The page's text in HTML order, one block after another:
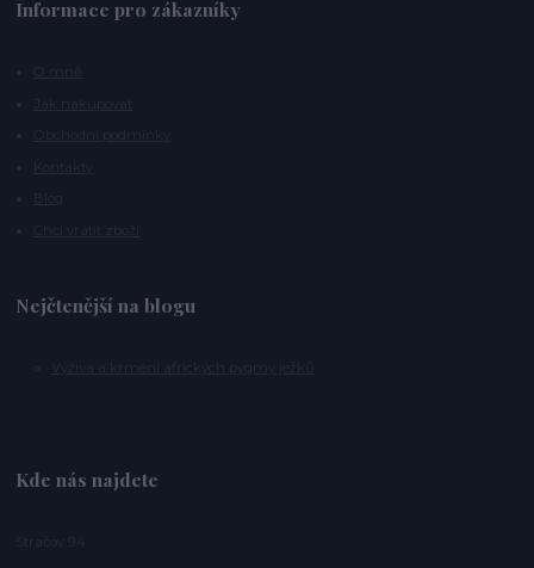
Informace pro zákazníky
Nejčtenější na blogu
Kde nás najdete